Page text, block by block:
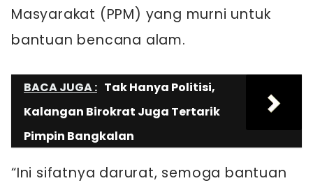
Masyarakat (PPM) yang murni untuk
bantuan bencana alam.
BACA JUGA : Tak Hanya Politisi,
Kalangan Birokrat Juga Tertarik
Pimpin Bangkalan
“Ini sifatnya darurat, semoga bantuan